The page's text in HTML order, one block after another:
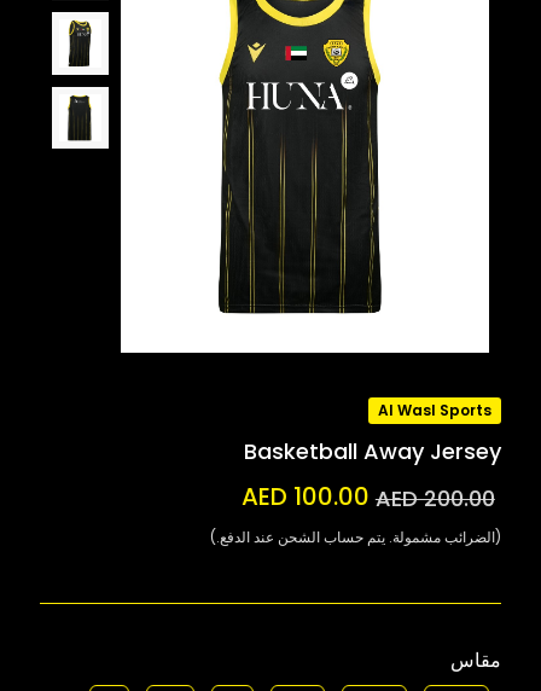
Al Wasl Sports
Basketball Away Jersey
AED 200.00
AED 100.00
(الضرائب مشمولة. يتم حساب الشحن عند الدفع.)
مقاس